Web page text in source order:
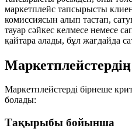
маркетплейс тапсырысты
комиссиясын алып тастап,
тауар сәйкес келмесе немесе
қайтара алады, бұл жағдайда
Маркетплейстердің
Маркетплейстерді бірнеше
болады:
Тақырыбы бойынша